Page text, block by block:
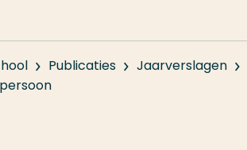
Publicaties Jaarverslagen